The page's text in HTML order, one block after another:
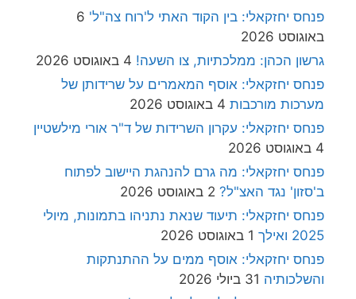
פנחס יחזקאלי: בין הקוד האתי ל'רוח צה"ל' 6
באוגוסט 2026
גרשון הכהן: ממלכתיות, צו השעה! 4 באוגוסט 2026
פנחס יחזקאלי: אוסף המאמרים על שרידותן של
מערכות מורכבות 4 באוגוסט 2026
פנחס יחזקאלי: עקרון השרידות של ד"ר אורי מילשטיין
4 באוגוסט 2026
פנחס יחזקאלי: מה גרם להנהגת היישוב לפתוח
ב'סזון' נגד האצ"ל? 2 באוגוסט 2026
פנחס יחזקאלי: תיעוד שנאת נתניהו בתמונות, מיולי
2025 ואילך
1 באוגוסט 2026
פנחס יחזקאלי: אוסף ממים על ההתנתקות
והשלכותיה 31 ביולי 2026